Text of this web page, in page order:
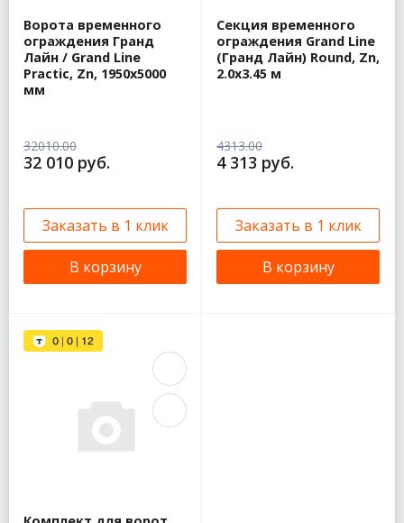
Ворота временного
ограждения Гранд
Лайн / Grand Line
Practic, Zn, 1950х5000
мм
32010.00
32 010 руб.
Заказать в 1 клик
В корзину
Секция временного
ограждения Grand Line
(Гранд Лайн) Round, Zn,
2.0х3.45 м
4313.00
4 313 руб.
Заказать в 1 клик
В корзину